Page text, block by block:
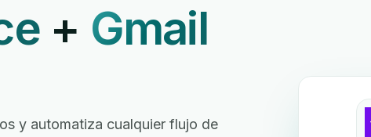
+ Gmail
y automatiza cualquier flujo de